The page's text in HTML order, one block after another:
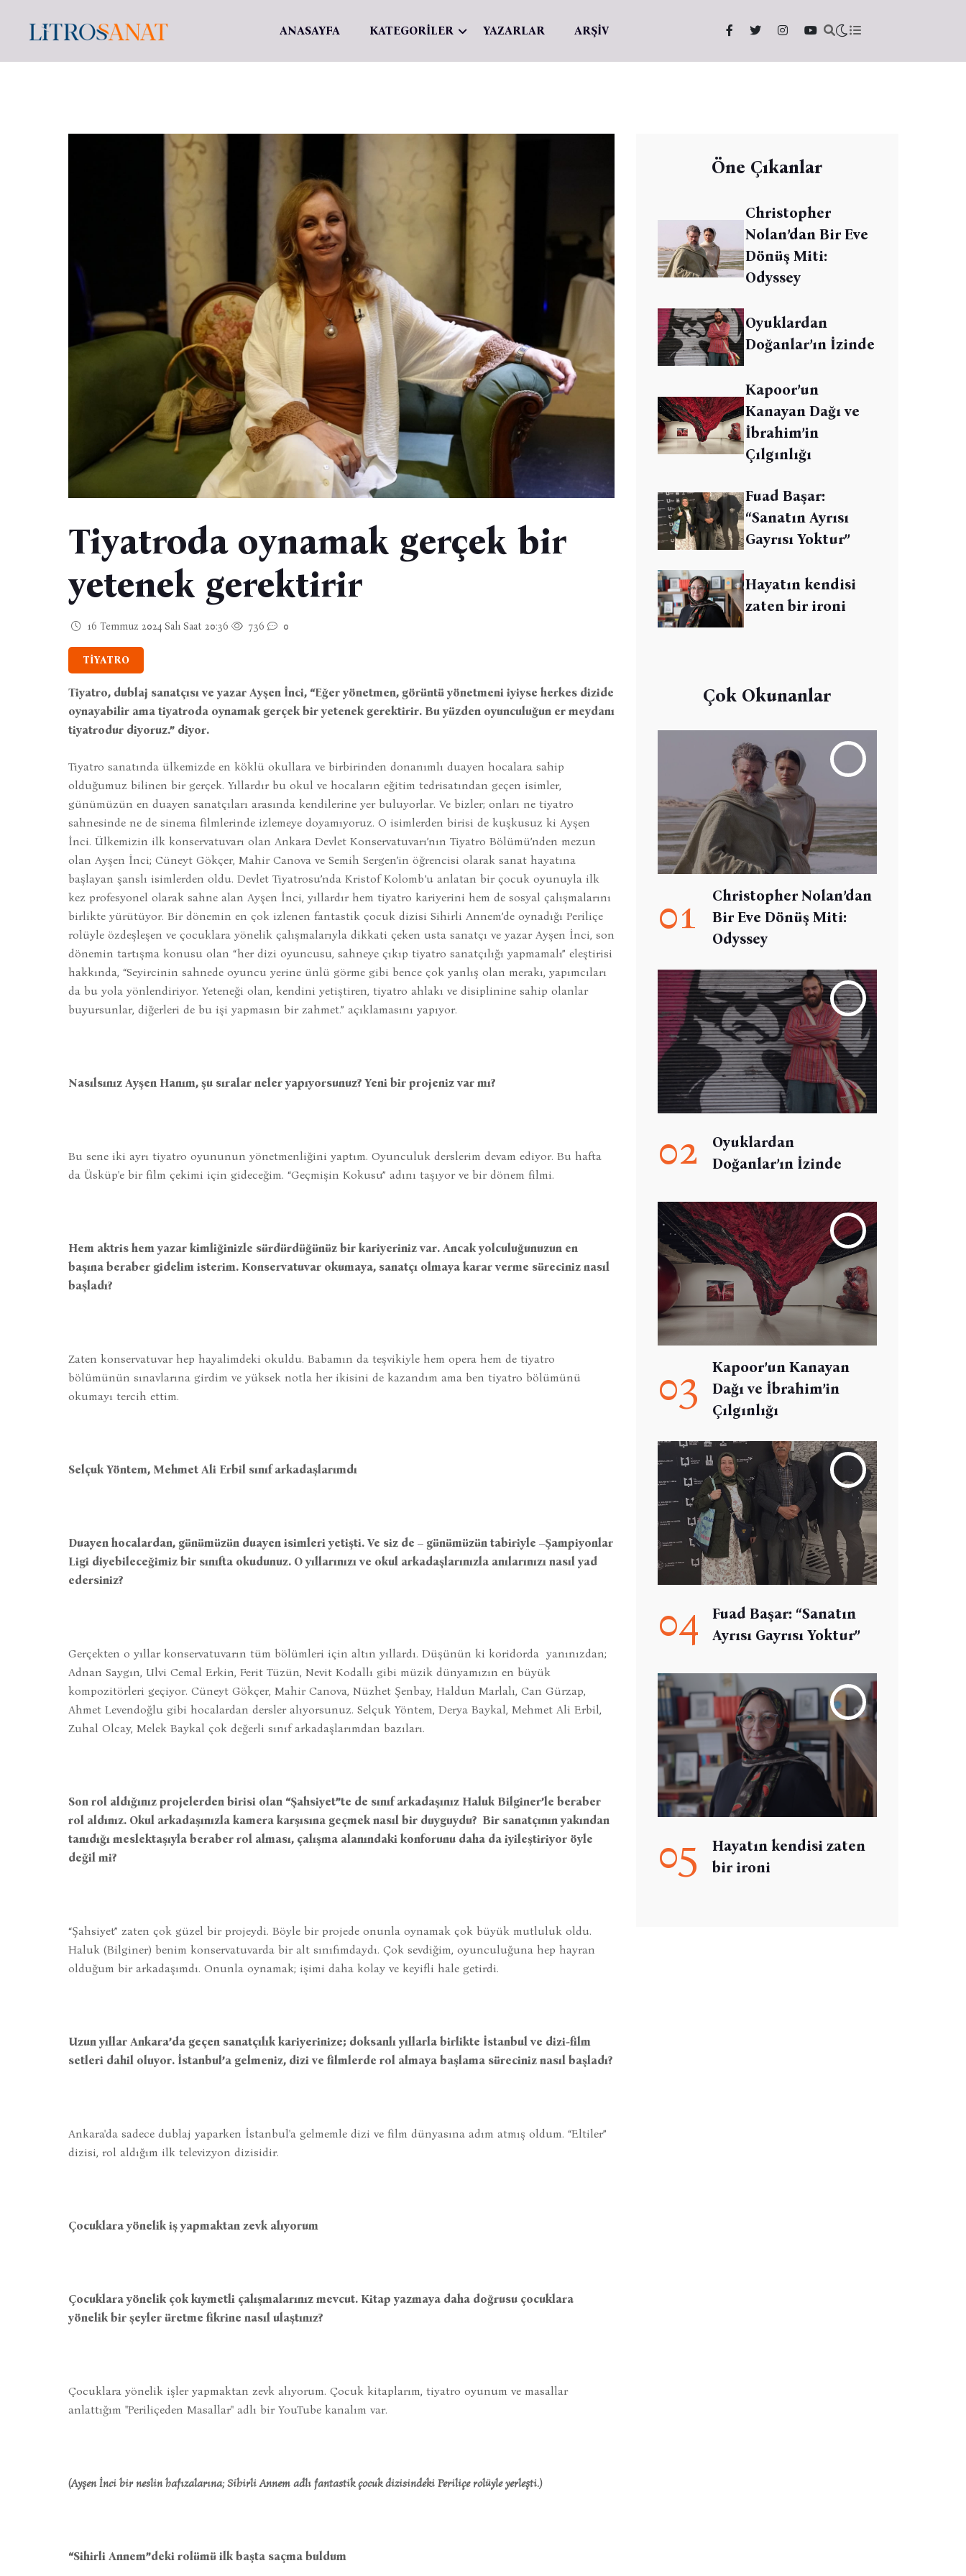
ANASAYFA KATEGORİLER YAZARLAR ARŞİV
Tiyatroda oynamak gerçek bir
yetenek gerektirir
16 Temmuz 2024 Salı Saat 20:36 736 0
TİYATRO
Tiyatro, dublaj sanatçısı ve yazar Ayşen İnci, “Eğer yönetmen, görüntü yönetmeni iyiyse herkes dizide
oynayabilir ama tiyatroda oynamak gerçek bir yetenek gerektirir. Bu yüzden oyunculuğun er meydanı
tiyatrodur diyoruz.” diyor.
Tiyatro sanatında ülkemizde en köklü okullara ve birbirinden donanımlı duayen hocalara sahip
olduğumuz bilinen bir gerçek. Yıllardır bu okul ve hocaların eğitim tedrisatından geçen isimler,
günümüzün en duayen sanatçıları arasında kendilerine yer buluyorlar. Ve bizler; onları ne tiyatro
sahnesinde ne de sinema filmlerinde izlemeye doyamıyoruz. O isimlerden birisi de kuşkusuz ki Ayşen
İnci. Ülkemizin ilk konservatuvarı olan Ankara Devlet Konservatuvarı’nın Tiyatro Bölümü’nden mezun
olan Ayşen İnci; Cüneyt Gökçer, Mahir Canova ve Semih Sergen’in öğrencisi olarak sanat hayatına
başlayan şanslı isimlerden oldu. Devlet Tiyatrosu’nda Kristof Kolomb’u anlatan bir çocuk oyunuyla ilk
kez profesyonel olarak sahne alan Ayşen İnci, yıllardır hem tiyatro kariyerini hem de sosyal çalışmalarını
birlikte yürütüyor. Bir dönemin en çok izlenen fantastik çocuk dizisi Sihirli Annem’de oynadığı Periliçe
rolüyle özdeşleşen ve çocuklara yönelik çalışmalarıyla dikkati çeken usta sanatçı ve yazar Ayşen İnci, son
dönemin tartışma konusu olan “her dizi oyuncusu, sahneye çıkıp tiyatro sanatçılığı yapmamalı” eleştirisi
hakkında, “Seyircinin sahnede oyuncu yerine ünlü görme gibi bence çok yanlış olan merakı, yapımcıları
da bu yola yönlendiriyor. Yeteneği olan, kendini yetiştiren, tiyatro ahlakı ve disiplinine sahip olanlar
buyursunlar, diğerleri de bu işi yapmasın bir zahmet.” açıklamasını yapıyor.
Nasılsınız Ayşen Hanım, şu sıralar neler yapıyorsunuz? Yeni bir projeniz var mı?
Bu sene iki ayrı tiyatro oyununun yönetmenliğini yaptım. Oyunculuk derslerim devam ediyor. Bu hafta
da Üsküp'e bir film çekimi için gideceğim. “Geçmişin Kokusu” adını taşıyor ve bir dönem filmi.
Hem aktris hem yazar kimliğinizle sürdürdüğünüz bir kariyeriniz var. Ancak yolculuğunuzun en
başına beraber gidelim isterim. Konservatuvar okumaya, sanatçı olmaya karar verme süreciniz nasıl
başladı?
Zaten konservatuvar hep hayalimdeki okuldu. Babamın da teşvikiyle hem opera hem de tiyatro
bölümünün sınavlarına girdim ve yüksek notla her ikisini de kazandım ama ben tiyatro bölümünü
okumayı tercih ettim.
Selçuk Yöntem, Mehmet Ali Erbil sınıf arkadaşlarımdı
Duayen hocalardan, günümüzün duayen isimleri yetişti. Ve siz de – günümüzün tabiriyle –Şampiyonlar
Ligi diyebileceğimiz bir sınıfta okudunuz. O yıllarınızı ve okul arkadaşlarınızla anılarınızı nasıl yad
edersiniz?
Gerçekten o yıllar konservatuvarın tüm bölümleri için altın yıllardı. Düşünün ki koridorda yanınızdan;
Adnan Saygın, Ulvi Cemal Erkin, Ferit Tüzün, Nevit Kodallı gibi müzik dünyamızın en büyük
kompozitörleri geçiyor. Cüneyt Gökçer, Mahir Canova, Nüzhet Şenbay, Haldun Marlalı, Can Gürzap,
Ahmet Levendoğlu gibi hocalardan dersler alıyorsunuz. Selçuk Yöntem, Derya Baykal, Mehmet Ali Erbil,
Zuhal Olcay, Melek Baykal çok değerli sınıf arkadaşlarımdan bazıları.
Son rol aldığınız projelerden birisi olan “Şahsiyet”te de sınıf arkadaşınız Haluk Bilginer’le beraber
rol aldınız. Okul arkadaşınızla kamera karşısına geçmek nasıl bir duyguydu? Bir sanatçının yakından
tanıdığı meslektaşıyla beraber rol alması, çalışma alanındaki konforunu daha da iyileştiriyor öyle
değil mi?
“Şahsiyet” zaten çok güzel bir projeydi. Böyle bir projede onunla oynamak çok büyük mutluluk oldu.
Haluk (Bilginer) benim konservatuvarda bir alt sınıfımdaydı. Çok sevdiğim, oyunculuğuna hep hayran
olduğum bir arkadaşımdı. Onunla oynamak; işimi daha kolay ve keyifli hale getirdi.
Uzun yıllar Ankara’da geçen sanatçılık kariyerinize; doksanlı yıllarla birlikte İstanbul ve dizi-film
setleri dahil oluyor. İstanbul’a gelmeniz, dizi ve filmlerde rol almaya başlama süreciniz nasıl başladı?
Ankara'da sadece dublaj yaparken İstanbul'a gelmemle dizi ve film dünyasına adım atmış oldum. “Eltiler”
dizisi, rol aldığım ilk televizyon dizisidir.
Çocuklara yönelik iş yapmaktan zevk alıyorum
Çocuklara yönelik çok kıymetli çalışmalarınız mevcut. Kitap yazmaya daha doğrusu çocuklara
yönelik bir şeyler üretme fikrine nasıl ulaştınız?
Çocuklara yönelik işler yapmaktan zevk alıyorum. Çocuk kitaplarım, tiyatro oyunum ve masallar
anlattığım "Periliçeden Masallar" adlı bir YouTube kanalım var.
(Ayşen İnci bir neslin hafızalarına; Sihirli Annem adlı fantastik çocuk dizisindeki Periliçe rolüyle yerleşti.)
“Sihirli Annem”deki rolümü ilk başta saçma buldum
Öne Çıkanlar
Christopher
Nolan’dan Bir Eve
Dönüş Miti:
Odyssey
Oyuklardan
Doğanlar’ın İzinde
Kapoor’un
Kanayan Dağı ve
İbrahim’in
Çılgınlığı
Fuad Başar:
“Sanatın Ayrısı
Gayrısı Yoktur”
Hayatın kendisi
zaten bir ironi
Çok Okunanlar
01
Christopher Nolan’dan
Bir Eve Dönüş Miti:
Odyssey
02
Oyuklardan
Doğanlar’ın İzinde
03
Kapoor’un Kanayan
Dağı ve İbrahim’in
Çılgınlığı
04
Fuad Başar: “Sanatın
Ayrısı Gayrısı Yoktur”
05
Hayatın kendisi zaten
bir ironi